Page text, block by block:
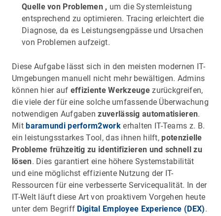
Quelle von Problemen , um die Systemleistung
entsprechend zu optimieren. Tracing erleichtert die
Diagnose, da es Leistungsengpässe und Ursachen
von Problemen aufzeigt.
Diese Aufgabe lässt sich in den meisten modernen IT-
Umgebungen manuell nicht mehr bewältigen. Admins
können hier auf effiziente Werkzeugezurückgreifen,
die viele der für eine solche umfassende Überwachung
notwendigen Aufgabenzuverlässig automatisieren.
Mitbaramundi perform2workerhalten IT-Teams z. B.
ein leistungsstarkes Tool, das ihnen hilft, potenzielle
Probleme frühzeitig zu identifizieren und schnell zu
lösen. Dies garantiert eine höhere Systemstabilität
und eine möglichst effiziente Nutzung der IT-
Ressourcen für eine verbesserte Servicequalität. In der
IT-Welt läuft diese Art von proaktivem Vorgehen heute
unter dem Begriff Digital Employee Experience (DEX).